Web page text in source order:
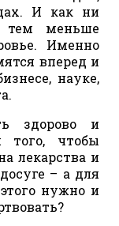
И как ни
тем меньше
Именно
вперед и
науке,
здорово и
того, чтобы
лекарства и
– а для
нужно и